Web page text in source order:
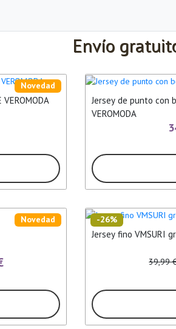
Envío
Novedad
Jersey de punto con
VEROMODA
Novedad
Jersey fino VMSURI
-26%
39,99